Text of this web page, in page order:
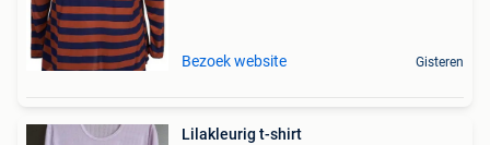
Bezoek website Gisteren
Lilakleurig t-shirt